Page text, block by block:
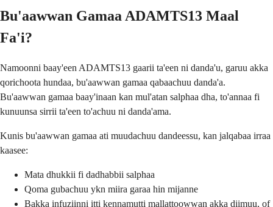
Bu'aawwan Gamaa ADAMTS13 Maal
Fa'i?
Namoonni baay'een ADAMTS13 gaarii ta'een ni danda'u, garuu akka
qorichoota hundaa, bu'aawwan gamaa qabaachuu danda'a.
Bu'aawwan gamaa baay'inaan kan mul'atan salphaa dha, to'annaa fi
kunuunsa sirrii ta'een to'achuu ni danda'ama.
Kunis bu'aawwan gamaa ati muudachuu dandeessu, kan jalqabaa irraa
kaasee:
Mata dhukkii fi dadhabbii salphaa
Qoma gubachuu ykn miira garaa hin mijanne
Bakka infuziinni itti kennamutti mallattoowwan akka diimuu, of